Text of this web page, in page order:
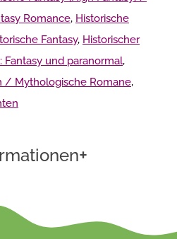
Romance, Historische
Fantasy, Historischer
Fantasy und paranormal,
/ Mythologische Romane,
+